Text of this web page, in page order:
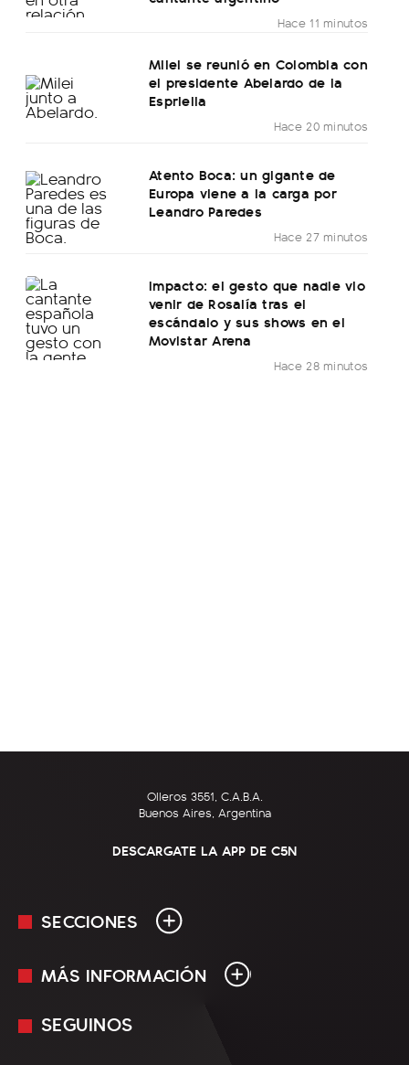
Hace 11 minutos
Milei se reunió en Colombia con
el presidente Abelardo de la
Espriella
Hace 20 minutos
Atento Boca: un gigante de
Europa viene a la carga por
Leandro Paredes
Hace 27 minutos
Impacto: el gesto que nadie vio
venir de Rosalía tras el
escándalo y sus shows en el
Movistar Arena
Hace 28 minutos
Olleros 3551, C.A.B.A.
Buenos Aires, Argentina
DESCARGATE LA APP DE C5N
SECCIONES
En Vivo
MÁS INFORMACIÓN
Mediakit
SEGUINOS